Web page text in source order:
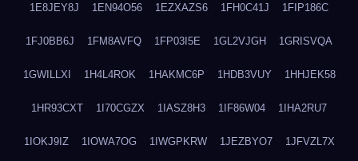
1E8JEY8J 1EN94O56 1EZXAZS6 1FH0C41J 1FIP186C
1FJ0BB6J 1FM8AVFQ 1FP03I5E 1GL2VJGH 1GRISVQA
1GWILLXI 1H4L4ROK 1HAKMC6P 1HDB3VUY 1HHJEK58
1HR93CXT 1I70CGZX 1IASZ8H3 1IF86W04 1IHA2RU7
1IOKJ9IZ 1IOWA7OG 1IWGPKRW 1JEZBYO7 1JFVZL7X